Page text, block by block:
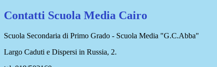
Contatti Scuola Media Cairo
Scuola Secondaria di Primo Grado - Scuola Media "G.C.Abba"
Largo Caduti e Dispersi in Russia, 2.